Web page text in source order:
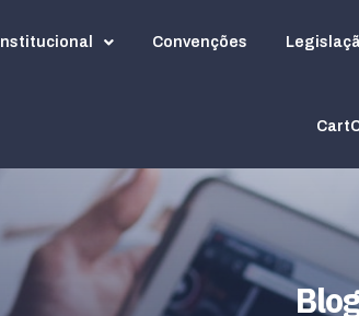
Institucional Convenções